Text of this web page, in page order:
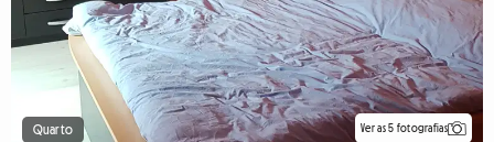
Quarto Ver as 5 fotografias